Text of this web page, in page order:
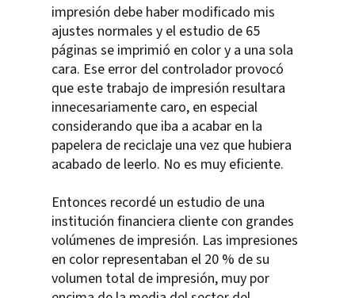
impresión debe haber modificado mis
ajustes normales y el estudio de 65
páginas se imprimió en color y a una sola
cara. Ese error del controlador provocó
que este trabajo de impresión resultara
innecesariamente caro, en especial
considerando que iba a acabar en la
papelera de reciclaje una vez que hubiera
acabado de leerlo. No es muy eficiente.
Entonces recordé un estudio de una
institución financiera cliente con grandes
volúmenes de impresión. Las impresiones
en color representaban el 20 % de su
volumen total de impresión, muy por